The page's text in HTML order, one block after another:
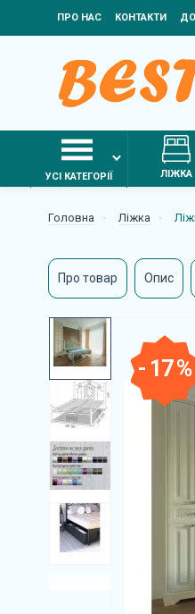
ПРО НАС КОНТАКТИ
УСІ КАТЕГОРІЇ ЛІЖКА
Головна Ліжка
Про товар Опис
- 17 %